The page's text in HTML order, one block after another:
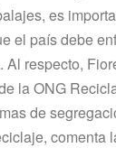
es
el país debe
Al respecto,
la ONG
de
comenta